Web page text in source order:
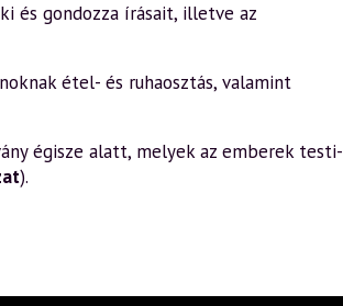
és gondozza írásait, illetve az
étel- és ruhaosztás, valamint
égisze alatt, melyek az emberek testi-
).